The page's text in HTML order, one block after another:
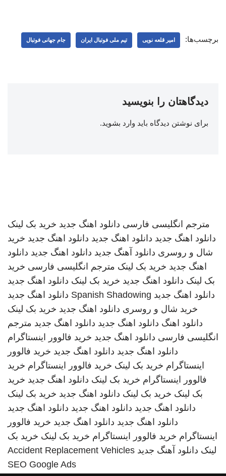
برچسب‌ها: امیر قلعه نویی تیم ملی فوتبال ایران جام جهانی فوتبال
دیدگاهتان را بنویسید
برای نوشتن دیدگاه باید وارد بشوید.
مترجم انگلیسی فارسی دانلود اهنگ جدید خرید بک لینک
دانلود اهنگ جدید دانلود اهنگ جدید دانلود اهنگ جدید خرید
شال و روسری دانلود آهنگ جدید دانلود اهنگ جدید دانلود
اهنگ جدید خرید بک لینک مترجم انگلیسی فارسی خرید
بک لینک دانلود اهنگ جدید خرید بک لینک دانلود اهنگ جدید
دانلود اهنگ جدید Spanish Shadowing دانلود اهنگ جدید
خرید شال و روسری دانلود اهنگ جدید خرید بک لینک
دانلود اهنگ دانلود اهنگ جدید دانلود اهنگ جدید مترجم
انگلیسی فارسی دانلود اهنگ جدید خرید فالوور اینستاگرام
دانلود اهنگ جدید دانلود اهنگ جدید خرید فالوور
اینستاگرام خرید بک لینک خرید فالوور اینستاگرام خرید
فالوور اینستاگرام خرید بک لینک دانلود اهنگ جدید خرید
بک لینک خرید بک لینک دانلود اهنگ جدید خرید بک لینک
دانلود اهنگ جدید دانلود اهنگ جدید دانلود اهنگ جدید
دانلود اهنگ جدید دانلود اهنگ جدید خرید فالوور
اینستاگرام خرید فالوور اینستاگرام خرید بک لینک خرید بک
لینک دانلود آهنگ جدید Accident Replacement Vehicles
SEO Google Ads